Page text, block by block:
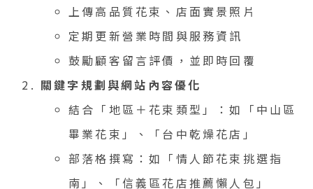
上傳高品質花束、店面實景照片
定期更新營業時間與服務資訊
鼓勵顧客留言評價，並即時回覆
關鍵字規劃與網站內容優化
結合「地區＋花束類型」：如「中山區
畢業花束」、「台中乾燥花店」
部落格撰寫：如「情人節花束挑選指
南」、「信義區花店推薦懶人包」